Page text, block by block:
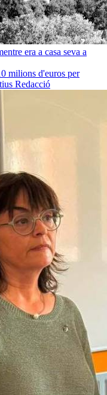
era a casa seva a
milions d'euros per
Redacció